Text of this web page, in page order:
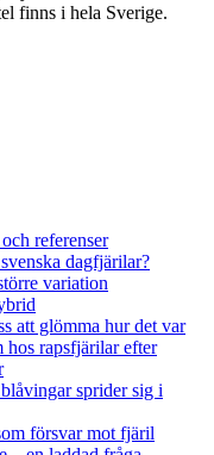
finns i hela Sverige.
referenser
dagfjärilar?
variation
att glömma hur det var
hos rapsfjärilar efter
sprider sig i
försvar mot fjäril